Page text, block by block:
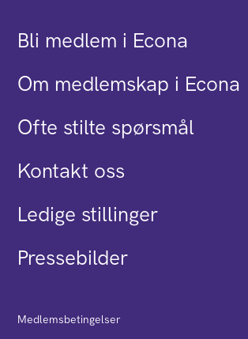
Bli medlem i Econa
Om medlemskap i Econa
Ofte stilte spørsmål
Kontakt oss
Ledige stillinger
Pressebilder
Medlemsbetingelser